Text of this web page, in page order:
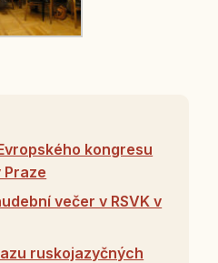
kongresu
Praze
večer v RSVK v
ruskojazyčných